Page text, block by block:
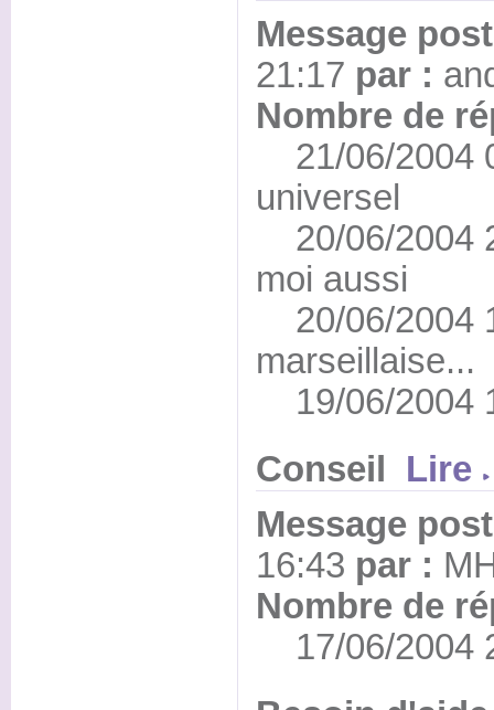
Message
21:17 par :
Nombre de
21/06/2004
universel
20/06/2004
moi aussi
20/06/2004
marseillaise...
19/06/2004
Conseil Lire
Message
16:43 par :
Nombre de
17/06/2004